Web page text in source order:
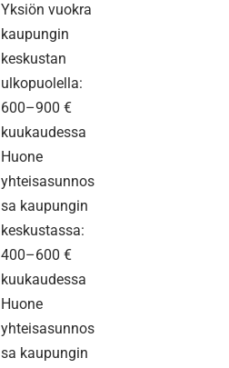
Yksiön vuokra
kaupungin
keskustan
ulkopuolella:
600–900 €
kuukaudessa
Huone
yhteisasunnos
sa kaupungin
keskustassa:
400–600 €
kuukaudessa
Huone
yhteisasunnos
sa kaupungin